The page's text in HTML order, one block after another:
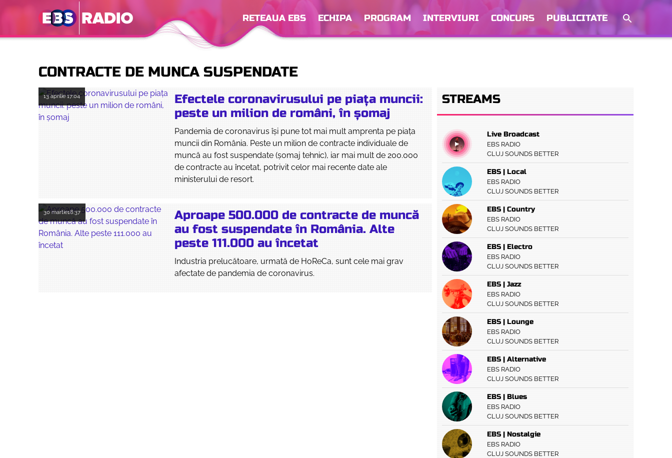
RETEAUA EBS ECHIPA PROGRAM INTERVIURI CONCURS PUBLICITATE
CONTRACTE DE MUNCA SUSPENDATE
13 aprilie17:04
Efectele coronavirusului pe piața muncii:
peste un milion de români, în șomaj
Pandemia de coronavirus își pune tot mai mult amprenta pe piața
muncii din România. Peste un milion de contracte individuale de
muncă au fost suspendate (șomaj tehnic), iar mai mult de 200.000
de contracte au încetat, potrivit celor mai recente date ale
ministerului de resort.
30 martie18:37
Aproape 500.000 de contracte de muncă
au fost suspendate în România. Alte
peste 111.000 au încetat
Industria prelucătoare, urmată de HoReCa, sunt cele mai grav
afectate de pandemia de coronavirus.
STREAMS
Live Broadcast
EBS RADIO
CLUJ SOUNDS BETTER
EBS | Local
EBS RADIO
CLUJ SOUNDS BETTER
EBS | Country
EBS RADIO
CLUJ SOUNDS BETTER
EBS | Electro
EBS RADIO
CLUJ SOUNDS BETTER
EBS | Jazz
EBS RADIO
CLUJ SOUNDS BETTER
EBS | Lounge
EBS RADIO
CLUJ SOUNDS BETTER
EBS | Alternative
EBS RADIO
CLUJ SOUNDS BETTER
EBS | Blues
EBS RADIO
CLUJ SOUNDS BETTER
EBS | Nostalgie
EBS RADIO
CLUJ SOUNDS BETTER